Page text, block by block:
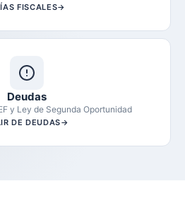
FISCALES
Deudas
y Ley de Segunda Oportunidad
DE DEUDAS